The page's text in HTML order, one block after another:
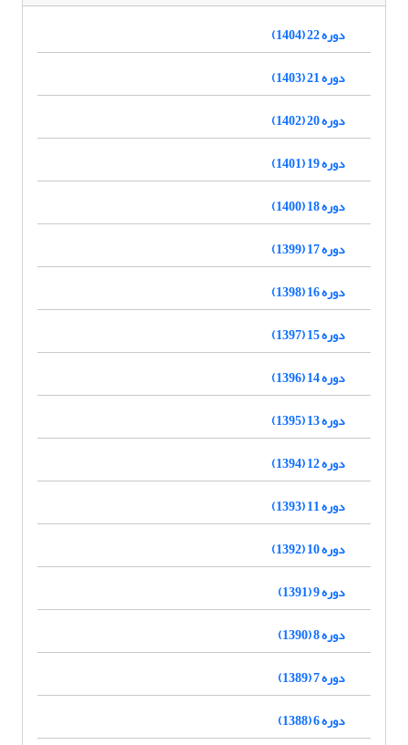
دوره 22 (1404)
دوره 21 (1403)
دوره 20 (1402)
دوره 19 (1401)
دوره 18 (1400)
دوره 17 (1399)
دوره 16 (1398)
دوره 15 (1397)
دوره 14 (1396)
دوره 13 (1395)
دوره 12 (1394)
دوره 11 (1393)
دوره 10 (1392)
دوره 9 (1391)
دوره 8 (1390)
دوره 7 (1389)
دوره 6 (1388)